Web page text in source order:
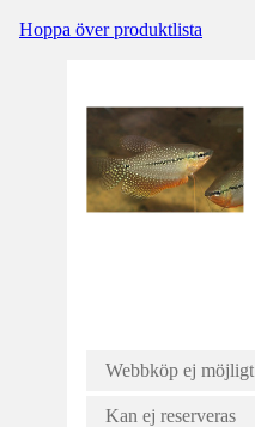
Hoppa över produktlista
Webbköp ej möjligt
Kan ej reserveras